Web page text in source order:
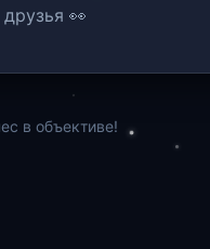
👀
в объективе!